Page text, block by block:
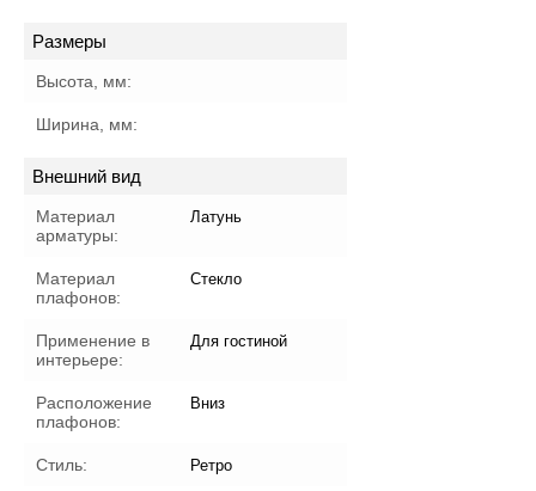
Размеры
Высота, мм:
Ширина, мм:
Внешний вид
Материал
арматуры:
Латунь
Материал
плафонов:
Стекло
Применение в
интерьере:
Для гостиной
Расположение
плафонов:
Вниз
Стиль: Ретро